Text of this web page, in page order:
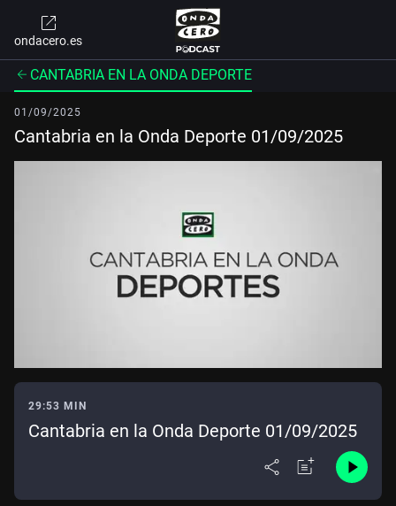
ondacero.es
CANTABRIA EN LA ONDA DEPORTE
01/09/2025
Cantabria en la Onda Deporte 01/09/2025
29:53 MIN
Cantabria en la Onda Deporte 01/09/2025